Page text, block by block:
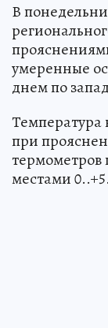
В
умеренные
днем по
Температура
при
термометров
местами 0..+5.